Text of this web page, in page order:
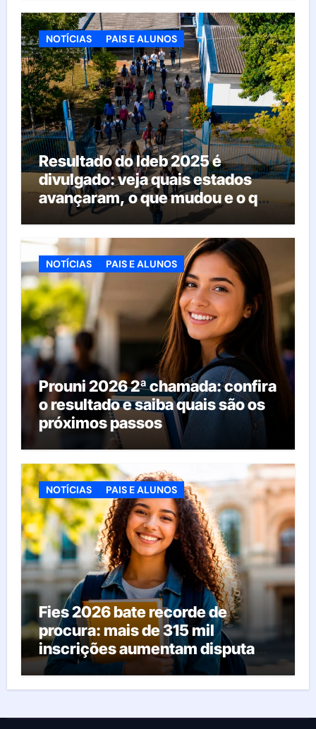
NOTÍCIAS PAIS E ALUNOS
Resultado do Ideb 2025 é
divulgado: veja quais estados
avançaram, o que mudou e o que
esperar da educação brasileira
NOTÍCIAS PAIS E ALUNOS
Prouni 2026 2ª chamada: confira
o resultado e saiba quais são os
próximos passos
NOTÍCIAS PAIS E ALUNOS
Fies 2026 bate recorde de
procura: mais de 315 mil
inscrições aumentam disputa
pelas vagas; veja o que acontece
agora